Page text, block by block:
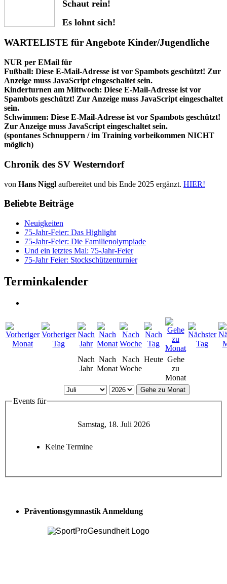
Schaut rein!
Es lohnt sich!
WARTELISTE für Angebote Kinder/Jugendliche
NUR per EMail für
Fußball: Diese E-Mail-Adresse ist vor Spambots geschützt! Zur
Anzeige muss JavaScript eingeschaltet sein.
Kinderturnen am Mittwoch: Diese E-Mail-Adresse ist vor
Spambots geschützt! Zur Anzeige muss JavaScript eingeschaltet
sein.
Schwimmen: Diese E-Mail-Adresse ist vor Spambots geschützt!
Zur Anzeige muss JavaScript eingeschaltet sein.
(spontanes Schnuppern / im Training vorbeikommen NICHT
möglich)
Chronik des SV Westerndorf
von Hans Niggl aufbereitet und bis Ende 2025 ergänzt. HIER!
Beliebte Beiträge
Neuigkeiten
75-Jahr-Feier: Das Highlight
75-Jahr-Feier: Die Familienolympiade
Und ein letztes Mal: 75-Jahr-Feier
75-Jahr Feier: Stockschützenturnier
Terminkalender
Nach
Jahr
Nach
Monat
Nach
Woche
Heute Gehe
zu
Monat
Gehe zu Monat
Events für
Samstag, 18. Juli 2026
Keine Termine
Präventionsgymnastik Anmeldung